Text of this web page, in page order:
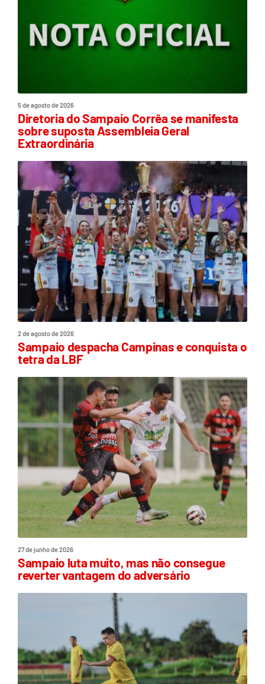
5 de agosto de 2026
Diretoria do Sampaio Corrêa se manifesta
sobre suposta Assembleia Geral
Extraordinária
2 de agosto de 2026
Sampaio despacha Campinas e conquista o
tetra da LBF
27 de junho de 2026
Sampaio luta muito, mas não consegue
reverter vantagem do adversário